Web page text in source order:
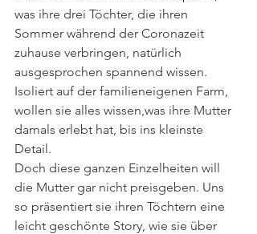
was ihre drei Töchter, die ihren
Sommer während der Coronazeit
zuhause verbringen, natürlich
ausgesprochen spannend wissen.
Isoliert auf der familieneigenen Farm,
wollen sie alles wissen,was ihre Mutter
damals erlebt hat, bis ins kleinste
Detail.
Doch diese ganzen Einzelheiten will
die Mutter gar nicht preisgeben. Uns
so präsentiert sie ihren Töchtern eine
leicht geschönte Story, wie sie über